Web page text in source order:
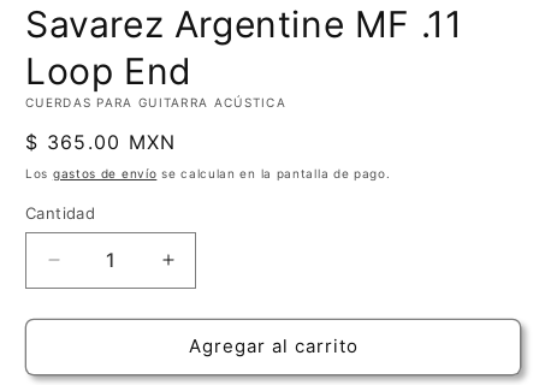
multimedia
1
en
una
ventana
modal
Savarez Argentine MF .11
Loop End
CUERDAS PARA GUITARRA ACÚSTICA
Precio
habitual
$ 365.00 MXN
Los gastos de envío se calculan en la pantalla de pago.
Cantidad
Cantidad
Reducir
cantidad
para
Argentine
Aumentar
cantidad
para
Savarez
Argentine
Agregar al carrito